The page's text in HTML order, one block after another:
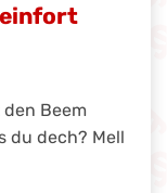
Beem
du dech? Mell